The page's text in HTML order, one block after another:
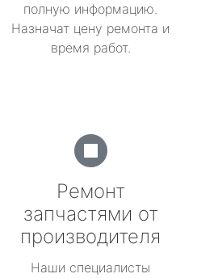
полную информацию.
Назначат цену ремонта и
время работ.
Ремонт
запчастями от
производителя
Наши специалисты